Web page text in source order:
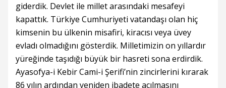
giderdik. Devlet ile millet arasındaki mesafeyi
kapattık. Türkiye Cumhuriyeti vatandaşı olan hiç
kimsenin bu ülkenin misafiri, kiracısı veya üvey
evladı olmadığını gösterdik. Milletimizin on yıllardır
yüreğinde taşıdığı büyük bir hasreti sona erdirdik.
Ayasofya-i Kebir Cami-i Şerifi’nin zincirlerini kırarak
86 yılın ardından yeniden ibadete açılmasını